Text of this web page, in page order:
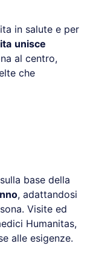
in salute e per
unisce
al centro,
che
base della
, adattandosi
Visite ed
Humanitas,
alle esigenze.